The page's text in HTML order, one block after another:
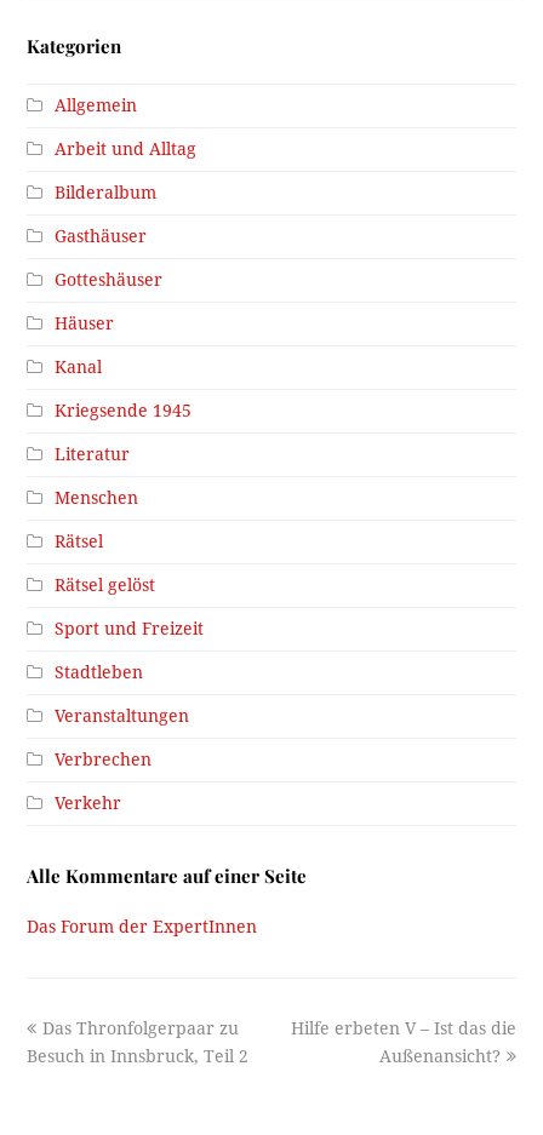
Kategorien
Allgemein
Arbeit und Alltag
Bilderalbum
Gasthäuser
Gotteshäuser
Häuser
Kanal
Kriegsende 1945
Literatur
Menschen
Rätsel
Rätsel gelöst
Sport und Freizeit
Stadtleben
Veranstaltungen
Verbrechen
Verkehr
Alle Kommentare auf einer Seite
Das Forum der ExpertInnen
previous
post:
Das Thronfolgerpaar zu
Besuch in Innsbruck, Teil 2
next
Hilfe erbeten V – Ist das die
Außenansicht?